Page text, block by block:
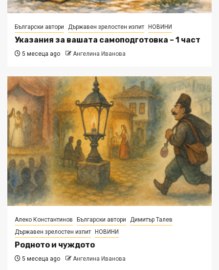
Български автори Държавен зрелостен изпит НОВИНИ
Указания за вашата самоподготовка – 1 част
5 месеца ago Ангелина Иванова
Алеко Константинов Български автори
Димитър Талев
Държавен зрелостен изпит
НОВИНИ
Родното и чуждото
5 месеца ago Ангелина Иванова